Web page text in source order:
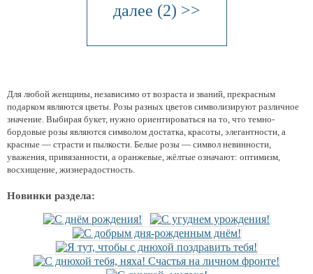
далее (2) >>
Для любой женщины, независимо от возраста и званий, прекрасным
подарком являются цветы. Розы разных цветов символизируют различное
значение. Выбирая букет, нужно ориентироваться на то, что темно-
бордовые розы являются символом достатка, красоты, элегантности, а
красные — страсти и пылкости. Белые розы — символ невинности,
уважения, привязанности, а оранжевые, жёлтые означают: оптимизм,
восхищение, жизнерадостность.
Новинки раздела: